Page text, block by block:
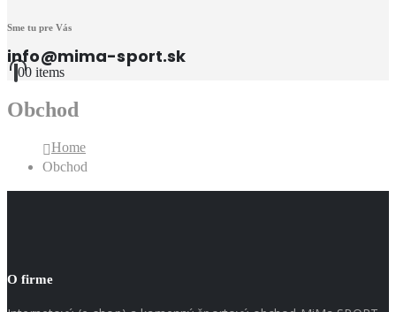
Sme tu pre Vás
info@mima-sport.sk
00 items
Obchod
Home
Obchod
O firme